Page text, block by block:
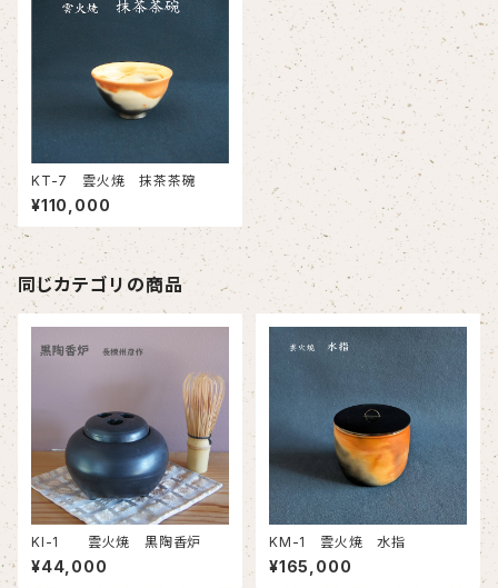
KT-7 雲火焼 抹茶茶碗
¥110,000
同じカテゴリの商品
KI-1 雲火焼 黒陶香炉
¥44,000
KM-1 雲火焼 水指
¥165,000